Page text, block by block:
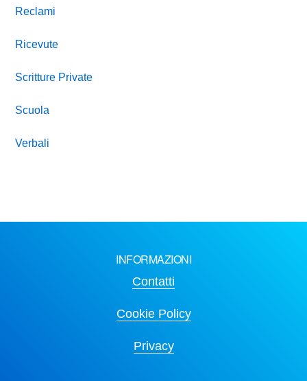
Reclami
Ricevute
Scritture Private
Scuola
Verbali
INFORMAZIONI
Contatti
Cookie Policy
Privacy